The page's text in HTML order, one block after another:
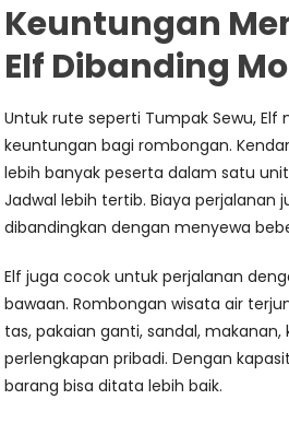
Keuntungan
Elf Dibanding
Untuk rute seperti Tumpak Sewu,
keuntungan bagi rombongan.
lebih banyak peserta dalam satu
Jadwal lebih tertib. Biaya perjalanan
dibandingkan dengan menyewa
Elf juga cocok untuk perjalanan
bawaan. Rombongan wisata air
tas, pakaian ganti, sandal, makanan,
perlengkapan pribadi. Dengan
barang bisa ditata lebih baik.